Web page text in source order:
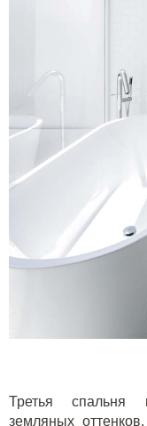
Третья спальня
земляных